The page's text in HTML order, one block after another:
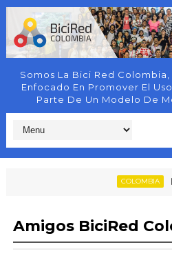
Somos La Bici Red
Enfocado En Promover El
Parte De Un Modelo De
COLOMBIA
Amigos BiciRed